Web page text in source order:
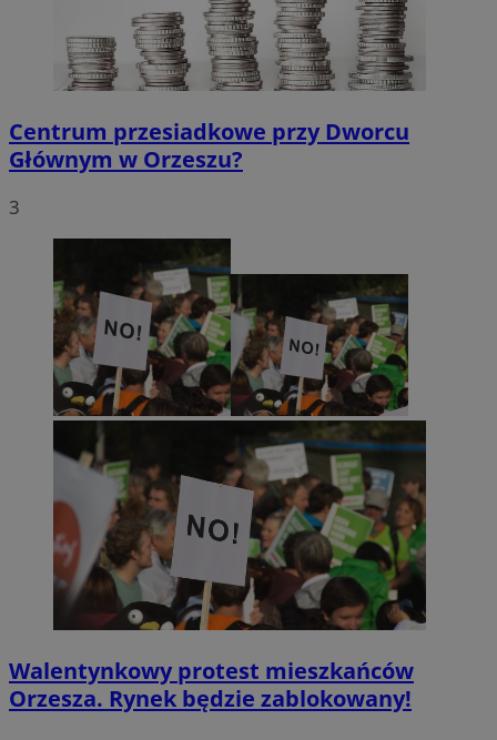
Centrum przesiadkowe przy Dworcu
Głównym w Orzeszu?
3
Walentynkowy protest mieszkańców
Orzesza. Rynek będzie zablokowany!